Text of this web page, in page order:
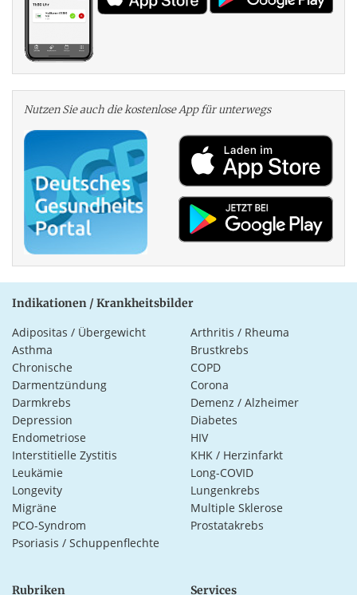
Nutzen Sie auch die kosten­lose App für unterwegs
Indikationen / Krankheitsbilder
Adipositas / Übergewicht
Arthritis / Rheuma
Asthma
Brustkrebs
Chronische
Darmentzündung
COPD
Corona
Darmkrebs
Demenz / Alzheimer
Depression
Diabetes
Endometriose
HIV
Interstitielle Zystitis
KHK / Herzinfarkt
Leukämie
Long-COVID
Longevity
Lungenkrebs
Migräne
Multiple Sklerose
PCO-Syndrom
Prostatakrebs
Psoriasis / Schuppenflechte
Rubriken Services